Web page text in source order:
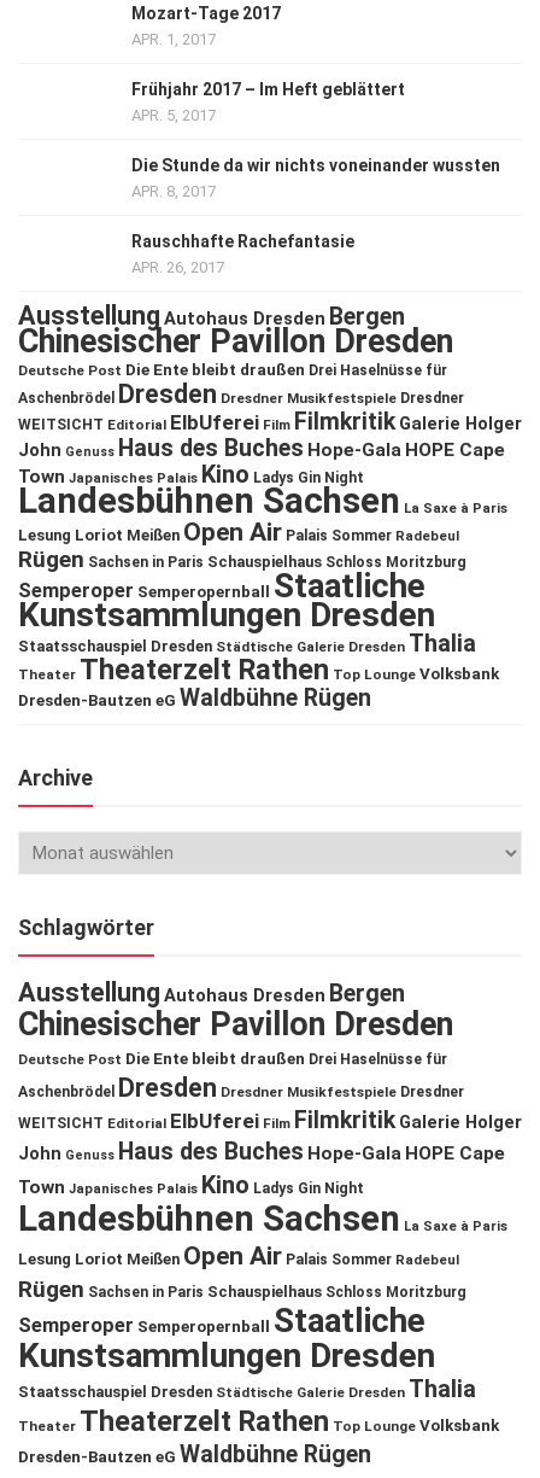
Mozart-Tage 2017
APR. 1, 2017
Frühjahr 2017 – Im Heft geblättert
APR. 5, 2017
Die Stunde da wir nichts voneinander wussten
APR. 8, 2017
Rauschhafte Rachefantasie
APR. 26, 2017
Ausstellung Autohaus Dresden Bergen
Chinesischer Pavillon Dresden
Deutsche Post Die Ente bleibt draußen Drei Haselnüsse für
Aschenbrödel
Dresden Dresdner Musikfestspiele Dresdner
WEITSICHT Editorial ElbUferei Film Filmkritik Galerie Holger
John Genuss Haus des Buches Hope-Gala HOPE Cape
Town Japanisches Palais Kino Ladys Gin Night
Landesbühnen Sachsen La Saxe à Paris
Lesung Loriot Meißen Open Air Palais Sommer Radebeul
Rügen Sachsen in Paris Schauspielhaus Schloss Moritzburg
Semperoper Semperopernball Staatliche
Kunstsammlungen Dresden
Staatsschauspiel Dresden Städtische Galerie Dresden Thalia
Theater Theaterzelt Rathen Top Lounge Volksbank
Dresden-Bautzen eG Waldbühne Rügen
Archive
Schlagwörter
Ausstellung Autohaus Dresden Bergen
Chinesischer Pavillon Dresden
Deutsche Post Die Ente bleibt draußen Drei Haselnüsse für
Aschenbrödel
Dresden Dresdner Musikfestspiele Dresdner
WEITSICHT Editorial ElbUferei Film Filmkritik Galerie Holger
John Genuss Haus des Buches Hope-Gala HOPE Cape
Town Japanisches Palais Kino Ladys Gin Night
Landesbühnen Sachsen La Saxe à Paris
Lesung Loriot Meißen Open Air Palais Sommer Radebeul
Rügen Sachsen in Paris Schauspielhaus Schloss Moritzburg
Semperoper Semperopernball
Staatliche
Kunstsammlungen Dresden
Staatsschauspiel Dresden Städtische Galerie Dresden Thalia
Theater Theaterzelt Rathen Top Lounge Volksbank
Dresden-Bautzen eG Waldbühne Rügen